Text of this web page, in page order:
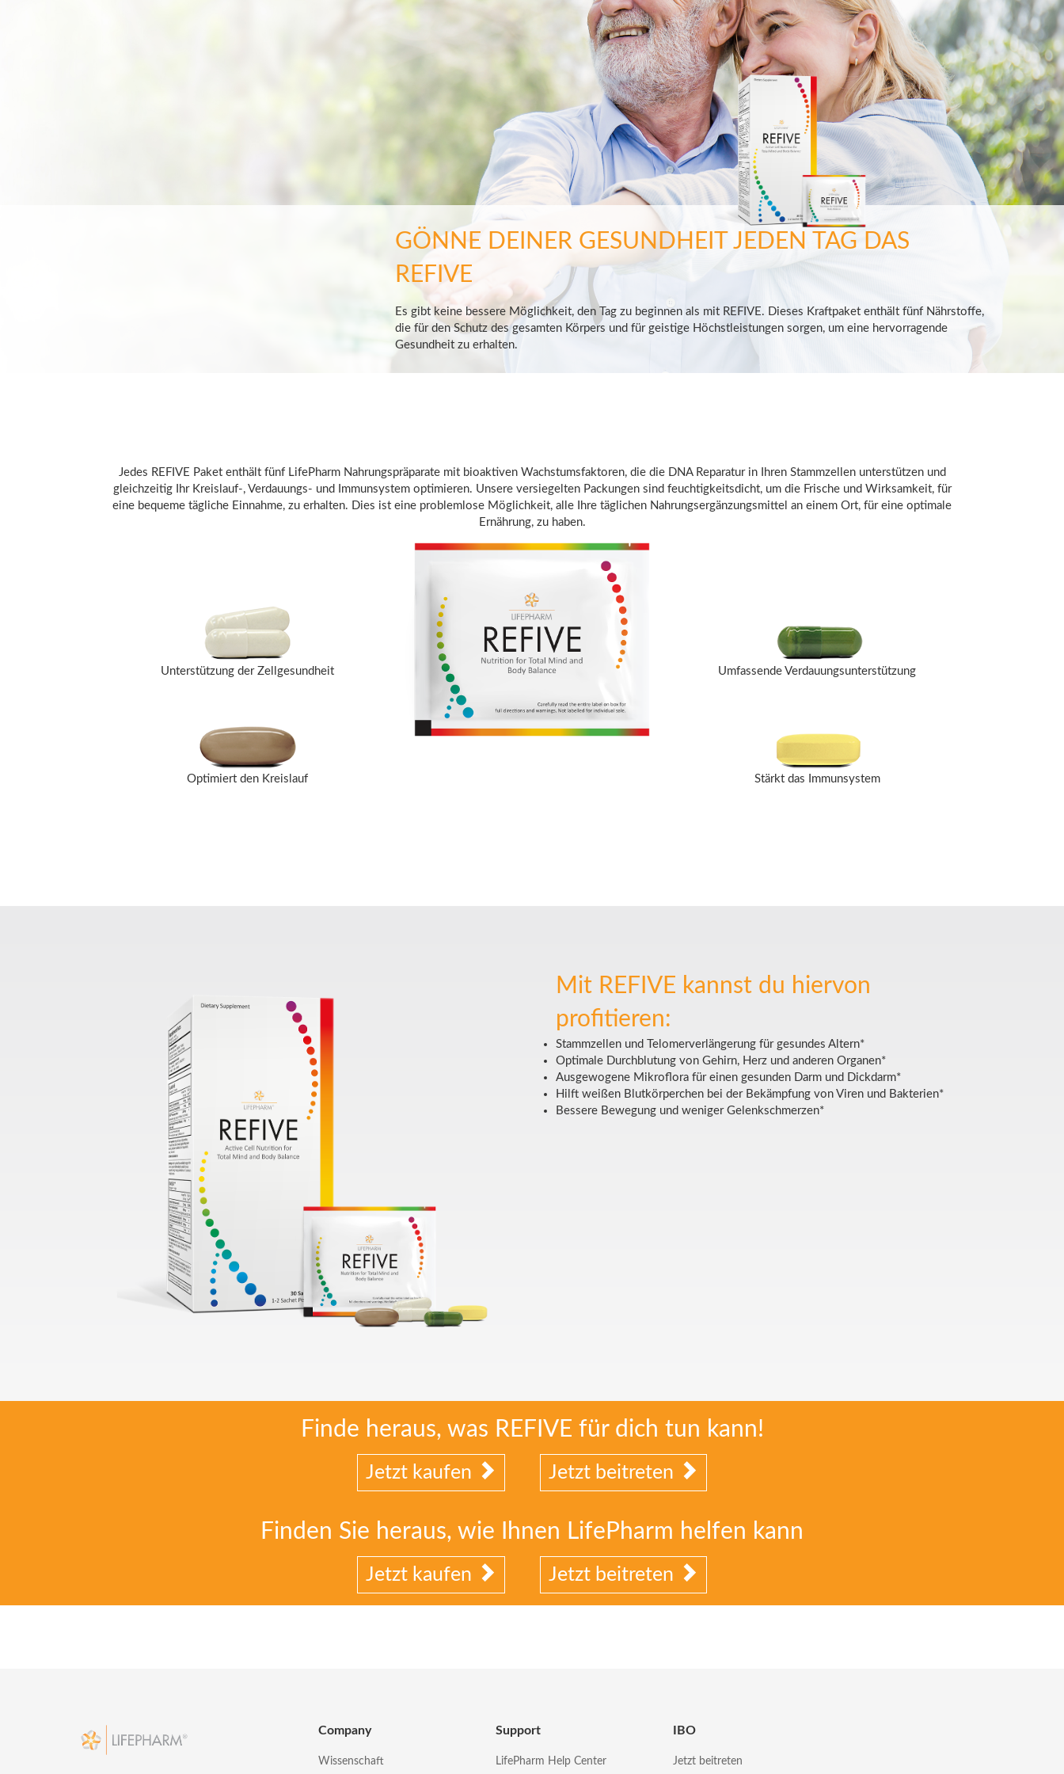
GÖNNE DEINER GESUNDHEIT JEDEN TAG DAS
REFIVE
Es gibt keine bessere Möglichkeit, den Tag zu beginnen als mit REFIVE. Dieses Kraftpaket enthält fünf Nährstoffe,
die für den Schutz des gesamten Körpers und für geistige Höchstleistungen sorgen, um eine hervorragende
Gesundheit zu erhalten.
Jedes REFIVE Paket enthält fünf LifePharm Nahrungspräparate mit bioaktiven Wachstumsfaktoren, die die DNA Reparatur in Ihren Stammzellen unterstützen und
gleichzeitig Ihr Kreislauf-, Verdauungs- und Immunsystem optimieren. Unsere versiegelten Packungen sind feuchtigkeitsdicht, um die Frische und Wirksamkeit, für
eine bequeme tägliche Einnahme, zu erhalten. Dies ist eine problemlose Möglichkeit, alle Ihre täglichen Nahrungsergänzungsmittel an einem Ort, für eine optimale
Ernährung, zu haben.
Unterstützung der Zellgesundheit Umfassende Verdauungsunterstützung
Optimiert den Kreislauf Stärkt das Immunsystem
Mit REFIVE kannst du hiervon
profitieren:
Stammzellen und Telomerverlängerung für gesundes Altern*
Optimale Durchblutung von Gehirn, Herz und anderen Organen*
Ausgewogene Mikroflora für einen gesunden Darm und Dickdarm*
Hilft weißen Blutkörperchen bei der Bekämpfung von Viren und Bakterien*
Bessere Bewegung und weniger Gelenkschmerzen*
Finde heraus, was REFIVE für dich tun kann!
Jetzt kaufen Jetzt beitreten
Finden Sie heraus, wie Ihnen LifePharm helfen kann
Jetzt kaufen Jetzt beitreten
Company
Wissenschaft
Support
LifePharm Help Center
IBO
Jetzt beitreten